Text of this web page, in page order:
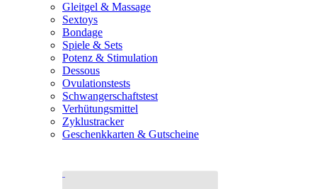
Gleitgel & Massage
Sextoys
Bondage
Spiele & Sets
Potenz & Stimulation
Dessous
Ovulationstests
Schwangerschaftstest
Verhütungsmittel
Zyklustracker
Geschenkkarten & Gutscheine